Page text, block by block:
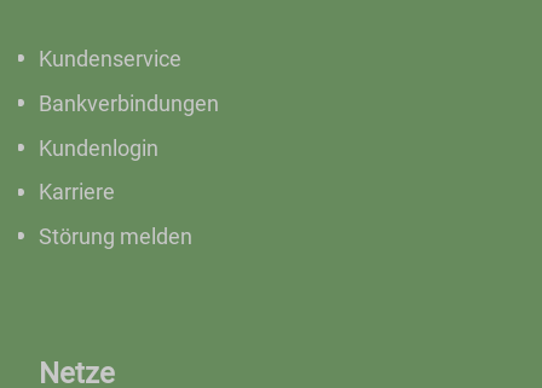
Kundenservice
Bankverbindungen
Kundenlogin
Karriere
Störung melden
Netze